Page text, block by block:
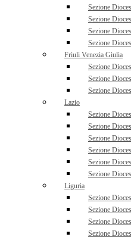
Sezione
Sezione
Sezione
Sezione
Friuli Venezia Giulia
Sezione
Sezione
Sezione
Lazio
Sezione
Sezione
Sezione
Sezione
Sezione
Sezione
Liguria
Sezione
Sezione
Sezione
Sezione